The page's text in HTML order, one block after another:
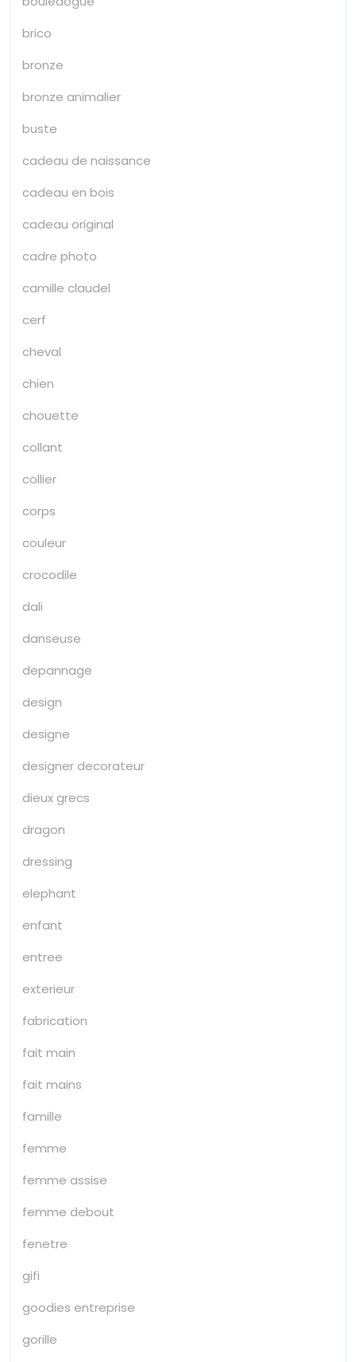
brico
bronze
bronze animalier
buste
cadeau de naissance
cadeau en bois
cadeau original
cadre photo
camille claudel
cerf
cheval
chien
chouette
collant
collier
corps
couleur
crocodile
dali
danseuse
depannage
design
designe
designer decorateur
dieux grecs
dragon
dressing
elephant
enfant
entree
exterieur
fabrication
fait main
fait mains
famille
femme
femme assise
femme debout
fenetre
gifi
goodies entreprise
gorille